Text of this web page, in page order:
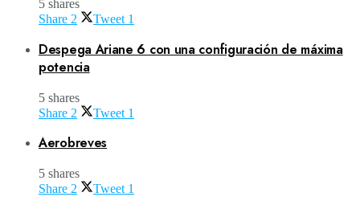
5 shares
Share 2 Tweet 1
Despega Ariane 6 con una configuración de máxima
potencia
5 shares
Share 2 Tweet 1
Aerobreves
5 shares
Share 2 Tweet 1